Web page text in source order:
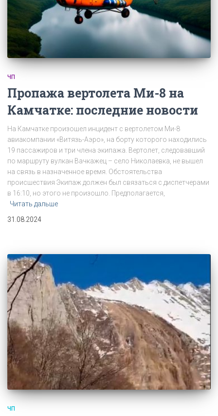
ЧП
Пропажа вертолета Ми-8 на
Камчатке: последние новости
На Камчатке произошел инцидент с вертолетом Ми-8
авиакомпании «Витязь-Аэро», на борту которого находились
19 пассажиров и три члена экипажа. Вертолет, следовавший
по маршруту вулкан Вачкажец – село Николаевка, не вышел
на связь в назначенное время. Обстоятельства
происшествия Экипаж должен был связаться с диспетчерами
в 16:10, но этого не произошло. Предполагается,
Читать дальше
31.08.2024
ЧП